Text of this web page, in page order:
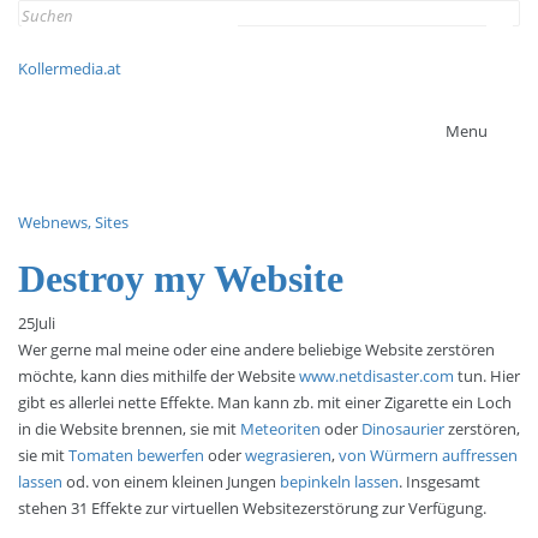
Search
Kollermedia.at
Menu
Webnews, Sites
Destroy my Website
25Juli
Wer gerne mal meine oder eine andere beliebige Website zerstören
möchte, kann dies mithilfe der Websitewww.netdisaster.com tun. Hier
gibt es allerlei nette Effekte. Man kann zb. mit einer Zigarette ein Loch
in die Website brennen, sie mit Meteoriten oder Dinosaurierzerstören,
sie mitTomaten bewerfen oderwegrasieren,von Würmern auffressen
lassen od. von einem kleinen Jungen bepinkeln lassen. Insgesamt
stehen 31 Effekte zur virtuellen Websitezerstörung zur Verfügung.